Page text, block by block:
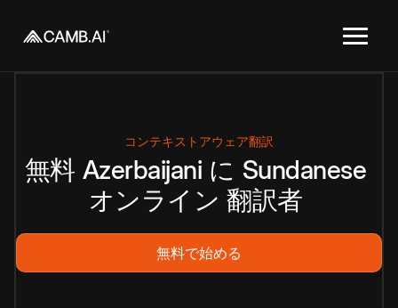
コンテキストアウェア翻訳
無料 Azerbaijani に Sundanese
オンライン 翻訳者
無料で始める